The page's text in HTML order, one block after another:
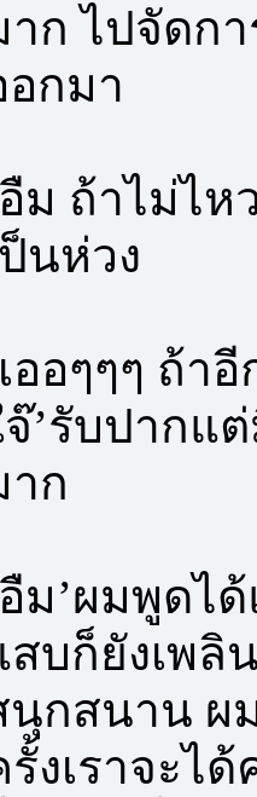
าก ไปจัดก
อกมา
อืม ถ้าไม่ไห
ป็นห่วง
เออๆๆๆ ถ้า
จ๊’รับปากแ
าก
อืม’ผมพูดไ
สบก็ยังเพลิ
นุกสนาน ผ
รั้งเราจะไ